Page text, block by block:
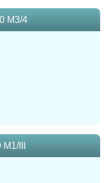
M3/4
III